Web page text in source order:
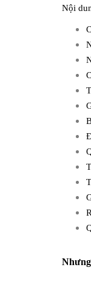
Nội